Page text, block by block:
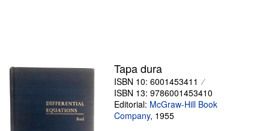
CERRAR
Tapa dura
ISBN 10: 6001453411
ISBN 13: 9786001453410
Editorial: McGraw-Hill Book
Company, 1955